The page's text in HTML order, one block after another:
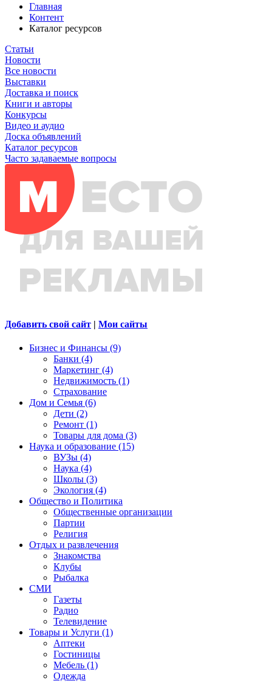
Главная
Контент
Каталог ресурсов
Статьи
Новости
Все новости
Выставки
Доставка и поиск
Книги и авторы
Конкурсы
Видео и аудио
Доска объявлений
Каталог ресурсов
Часто задаваемые вопросы
Добавить свой сайт | Мои сайты
Бизнес и Финансы (9)
Банки (4)
Маркетинг (4)
Недвижимость (1)
Страхование
Дом и Семья (6)
Дети (2)
Ремонт (1)
Товары для дома (3)
Наука и образование (15)
ВУЗы (4)
Наука (4)
Школы (3)
Экология (4)
Общество и Политика
Общественные организации
Партии
Религия
Отдых и развлечения
Знакомства
Клубы
Рыбалка
СМИ
Газеты
Радио
Телевидение
Товары и Услуги (1)
Аптеки
Гостиницы
Мебель (1)
Одежда